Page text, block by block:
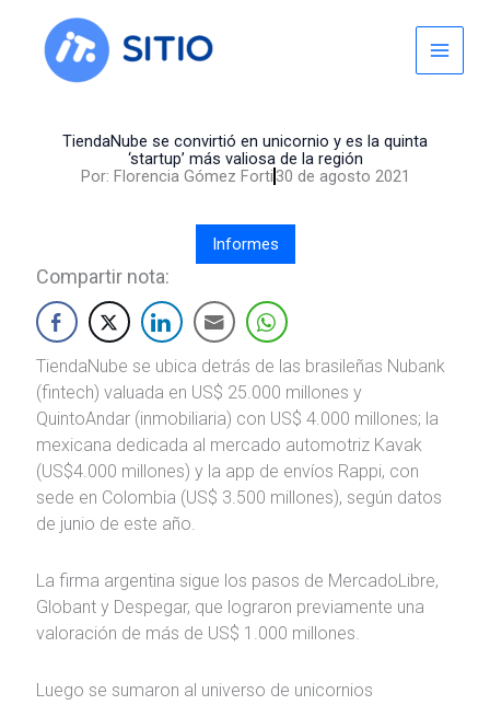
content
TiendaNube se convirtió en unicornio y es la quinta
‘startup’ más valiosa de la región
Por: Florencia Gómez Forti 30 de agosto 2021
Informes
Compartir nota:
TiendaNube se ubica detrás de las brasileñas Nubank
(fintech) valuada en US$ 25.000 millones y
QuintoAndar (inmobiliaria) con US$ 4.000 millones; la
mexicana dedicada al mercado automotriz Kavak
(US$4.000 millones) y la app de envíos Rappi, con
sede en Colombia (US$ 3.500 millones), según datos
de junio de este año.
La firma argentina sigue los pasos de MercadoLibre,
Globant y Despegar, que lograron previamente una
valoración de más de US$ 1.000 millones.
Luego se sumaron al universo de unicornios